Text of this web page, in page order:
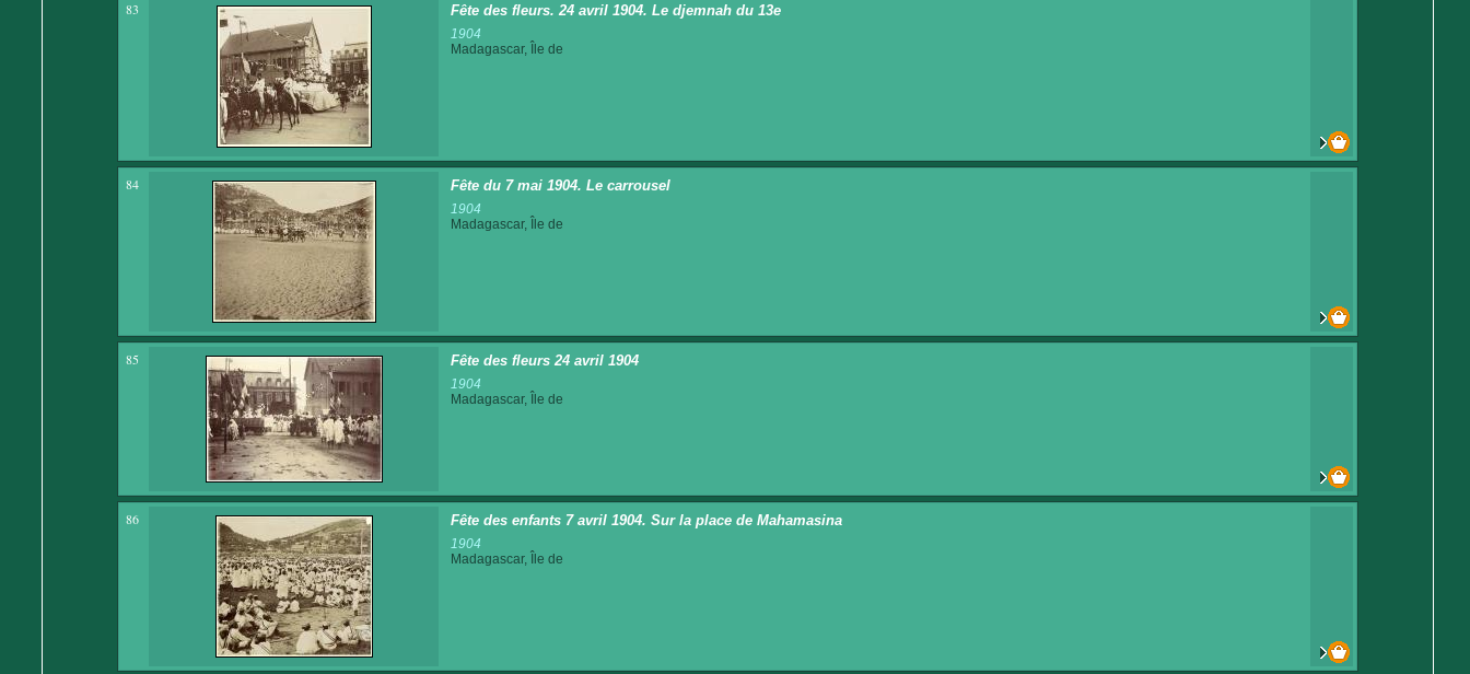
83 Fête des fleurs. 24 avril 1904. Le djemnah du 13e
1904
Madagascar, Île de
84 Fête du 7 mai 1904. Le carrousel
1904
Madagascar, Île de
85 Fête des fleurs 24 avril 1904
1904
Madagascar, Île de
86 Fête des enfants 7 avril 1904. Sur la place de Mahamasina
1904
Madagascar, Île de